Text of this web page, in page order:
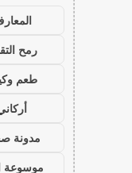
رمح
طعم
مدونة
موسوعة